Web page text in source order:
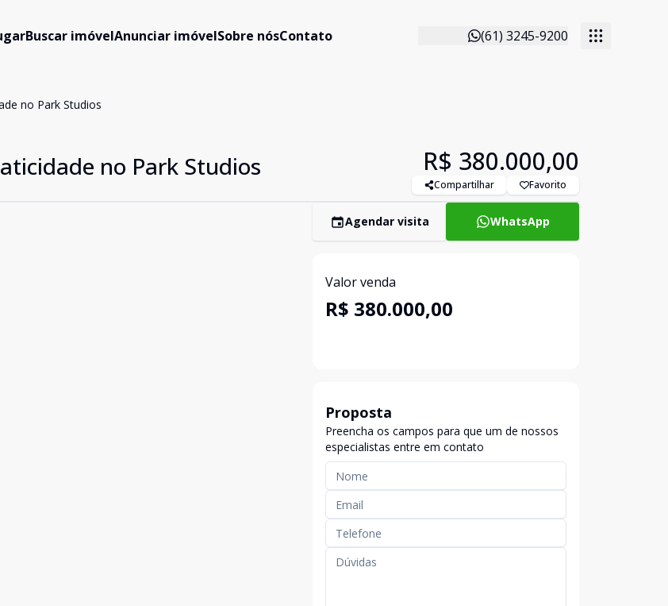
Buscar imóvelAnunciar imóvelSobre nósContato (61) 3245-9200
no Park Studios
no Park Studios R$ 380.000,00
Compartilhar Favorito
Agendar visita WhatsApp
Valor venda
R$ 380.000,00
Proposta
Preencha os campos para que um de nossos
especialistas entre em contato